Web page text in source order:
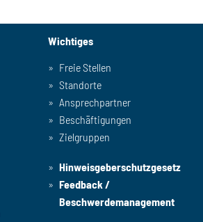
Wichtiges
Freie Stellen
Standorte
Ansprechpartner
Beschäftigungen
Zielgruppen
Hinweisgeberschutzgesetz
Feedback /
Beschwerdemanagement